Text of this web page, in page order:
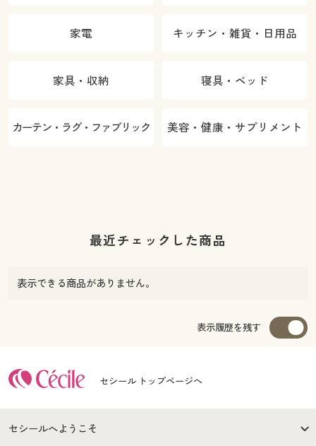
家電 キッチン・雑貨・日用品
家具・収納 寝具・ベッド
カーテン・ラグ・ファブリック 美容・健康・サプリメント
最近チェックした商品
表示できる商品がありません。
表示履歴を残す
セシール トップページへ
セシールへようこそ